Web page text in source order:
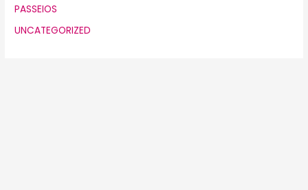
PASSEIOS
UNCATEGORIZED